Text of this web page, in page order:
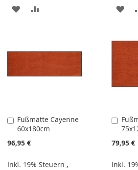
ZUR
ZUR
Fußmatte Cayenne
60x180cm
96,95 €
Inkl. 19% Steuern ,
In
den
Warenkorb
79,95 €
Inkl.
In
den